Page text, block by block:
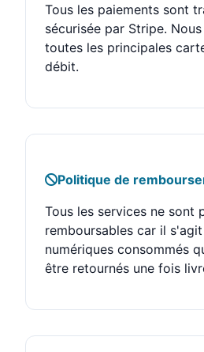
Tous les paiements sont
sécurisée par Stripe.
toutes les principales
débit.
Politique de
Tous les services ne sont
remboursables car il
numériques consommés
être retournés une fois